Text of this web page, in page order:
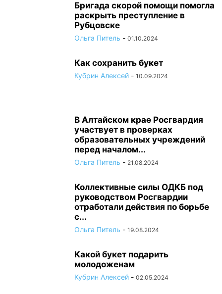
Бригада скорой помощи помогла
раскрыть преступление в
Рубцовске
Ольга Питель - 01.10.2024
Как сохранить букет
Кубрин Алексей - 10.09.2024
В Алтайском крае Росгвардия
участвует в проверках
образовательных учреждений
перед началом...
Ольга Питель - 21.08.2024
Коллективные силы ОДКБ под
руководством Росгвардии
отработали действия по борьбе
с...
Ольга Питель - 19.08.2024
Какой букет подарить
молодоженам
Кубрин Алексей - 02.05.2024